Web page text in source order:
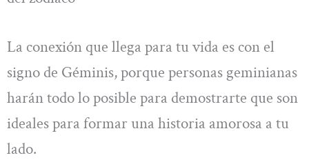
La conexión que llega para tu vida es con el
signo de Géminis, porque personas geminianas
harán todo lo posible para demostrarte que son
ideales para formar una historia amorosa a tu
lado.